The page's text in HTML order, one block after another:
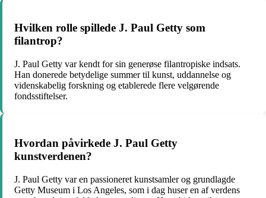
Hvilken rolle spillede J. Paul Getty som
filantrop?
J. Paul Getty var kendt for sin generøse filantropiske indsats.
Han donerede betydelige summer til kunst, uddannelse og
videnskabelig forskning og etablerede flere velgørende
fondsstiftelser.
Hvordan påvirkede J. Paul Getty
kunstverdenen?
J. Paul Getty var en passioneret kunstsamler og grundlagde
Getty Museum i Los Angeles, som i dag huser en af verdens